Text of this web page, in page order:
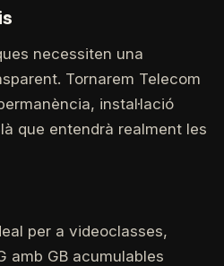
necessiten una
Tornarem Telecom
instal·lació
que entendrà realment les
per a videoclasses,
amb GB acumulables